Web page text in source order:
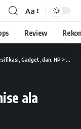
Aa
Review
Gadget, dan, HP > Tips
ala